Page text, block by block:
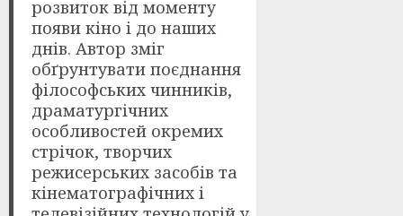
розвиток від моменту
появи кіно і до наших
днів. Автор зміг
обґрунтувати поєднання
філософських чинників,
драматургічних
особливостей окремих
стрічок, творчих
режисерських засобів та
кінематографічних і